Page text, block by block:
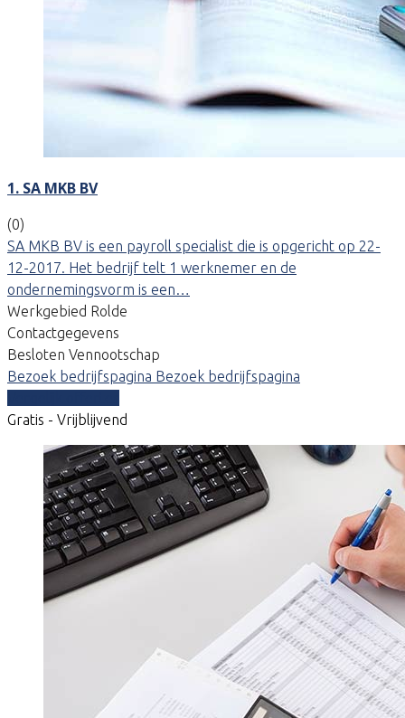
1. SA MKB BV
(0)
SA MKB BV is een payroll specialist die is opgericht op 22-
12-2017. Het bedrijf telt 1 werknemer en de
ondernemingsvorm is een…
Werkgebied Rolde
Contactgegevens
Besloten Vennootschap
Bezoek bedrijfspagina Bezoek bedrijfspagina
Gratis - Vrijblijvend